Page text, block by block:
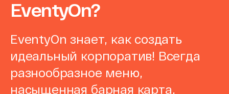
EventyOn?
EventyOn знает, как создать
идеальный корпоратив! Всегда
разнообразное меню,
насыщенная барная карта,